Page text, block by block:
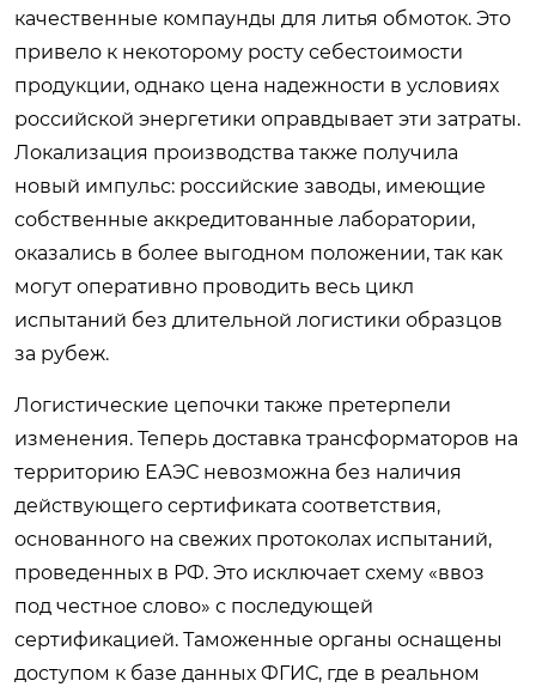
качественные компаунды для литья обмоток. Это
привело к некоторому росту себестоимости
продукции, однако цена надежности в условиях
российской энергетики оправдывает эти затраты.
Локализация производства также получила
новый импульс: российские заводы, имеющие
собственные аккредитованные лаборатории,
оказались в более выгодном положении, так как
могут оперативно проводить весь цикл
испытаний без длительной логистики образцов
за рубеж.
Логистические цепочки также претерпели
изменения. Теперь доставка трансформаторов на
территорию ЕАЭС невозможна без наличия
действующего сертификата соответствия,
основанного на свежих протоколах испытаний,
проведенных в РФ. Это исключает схему «ввоз
под честное слово» с последующей
сертификацией. Таможенные органы оснащены
доступом к базе данных ФГИС, где в реальном